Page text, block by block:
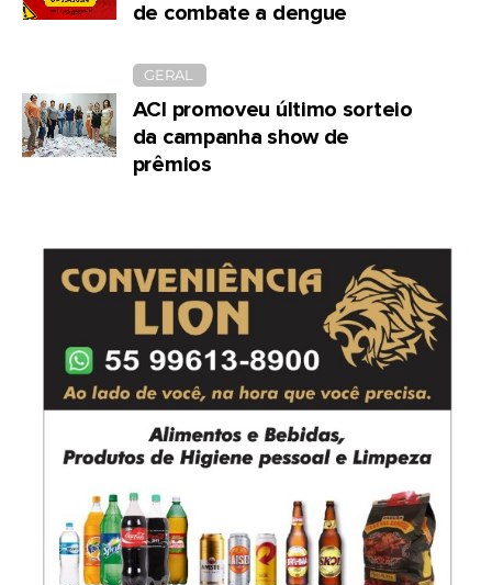
de combate a dengue
GERAL
ACI promoveu último sorteio
da campanha show de
prêmios